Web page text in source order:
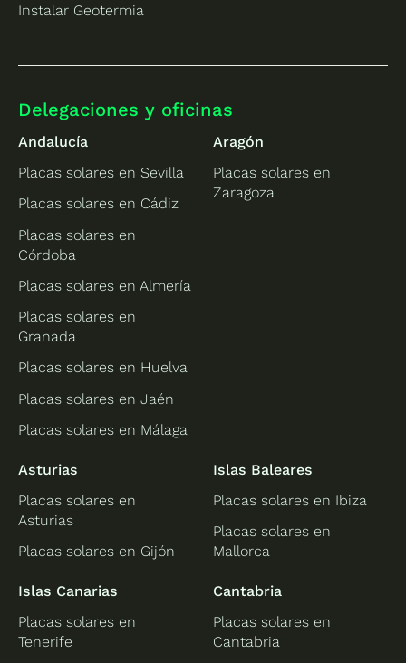
Instalar Geotermia
Delegaciones y oficinas
Andalucía
Placas solares en Sevilla
Placas solares en Cádiz
Placas solares en
Córdoba
Placas solares en Almería
Placas solares en
Granada
Placas solares en Huelva
Placas solares en Jaén
Placas solares en Málaga
Aragón
Placas solares en
Zaragoza
Asturias
Placas solares en
Asturias
Placas solares en Gijón
Islas Baleares
Placas solares en Ibiza
Placas solares en
Mallorca
Islas Canarias
Placas solares en
Tenerife
Cantabria
Placas solares en
Cantabria